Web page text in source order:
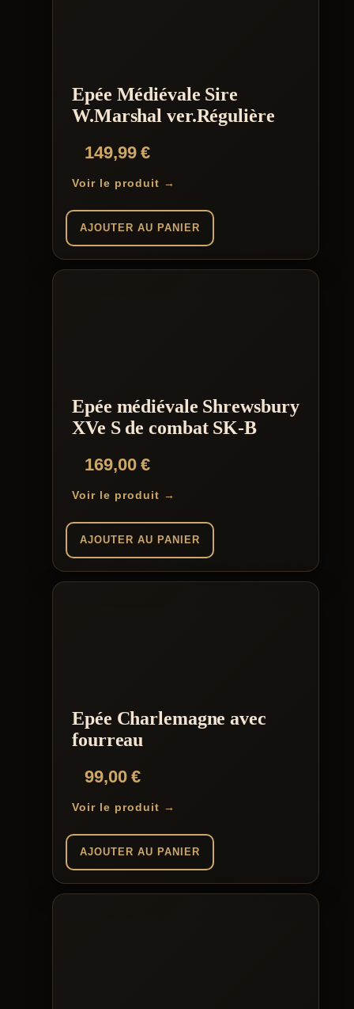
Epée Médiévale Sire
W.Marshal ver.Régulière
149,99€
Voir le produit →
AJOUTER AU PANIER
Epée médiévale Shrewsbury
XVe S de combat SK-B
169,00€
Voir le produit →
AJOUTER AU PANIER
Epée Charlemagne avec
fourreau
99,00€
Voir le produit →
AJOUTER AU PANIER